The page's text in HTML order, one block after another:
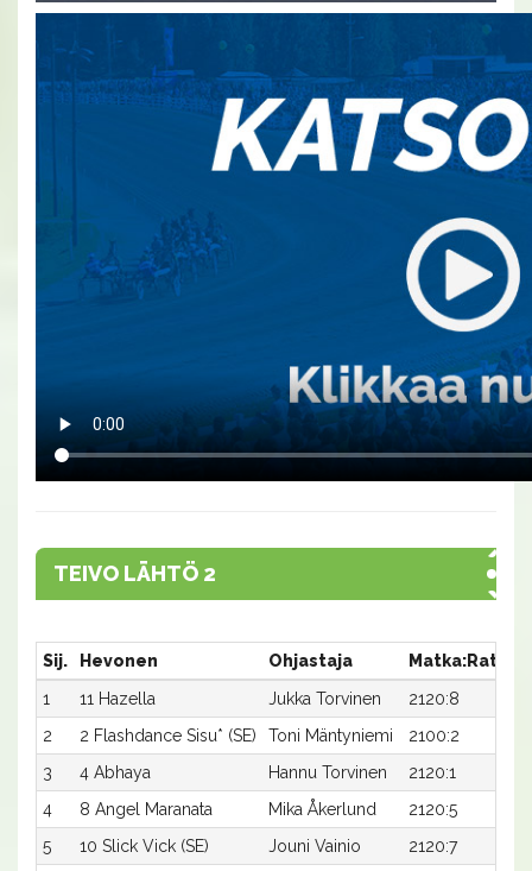
TEIVO LÄHTÖ 2
Sij. Hevonen Ohjastaja Matka:Rata
1
11 Hazella Jukka Torvinen 2120:8
2
2 Flashdance Sisu* (SE) Toni Mäntyniemi 2100:2
3
4 Abhaya Hannu Torvinen 2120:1
4
8 Angel Maranata Mika Åkerlund 2120:5
5
10 Slick Vick (SE) Jouni Vainio 2120:7